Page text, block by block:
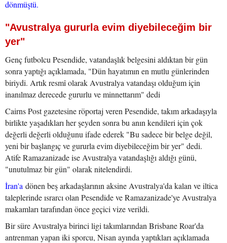
dönmüştü.
"Avustralya gururla evim diyebileceğim bir
yer"
Genç futbolcu Pesendide, vatandaşlık belgesini aldıktan bir gün
sonra yaptığı açıklamada, "Dün hayatımın en mutlu günlerinden
biriydi. Artık resmî olarak Avustralya vatandaşı olduğum için
inanılmaz derecede gururlu ve minnettarım" dedi
Cairns Post gazetesine röportaj veren Pesendide, takım arkadaşıyla
birlikte yaşadıkları her şeyden sonra bu anın kendileri için çok
değerli değerli olduğunu ifade ederek "Bu sadece bir belge değil,
yeni bir başlangıç ve gururla evim diyebileceğim bir yer" dedi.
Atife Ramazanizade ise Avustralya vatandaşlığı aldığı günü,
"unutulmaz bir gün" olarak nitelendirdi.
İran'a dönen beş arkadaşlarının aksine Avustralya'da kalan ve iltica
taleplerinde ısrarcı olan Pesendide ve Ramazanizade'ye Avustralya
makamları tarafından önce geçici vize verildi.
Bir süre Avustralya birinci ligi takımlarından Brisbane Roar'da
antrenman yapan iki sporcu, Nisan ayında yaptıkları açıklamada